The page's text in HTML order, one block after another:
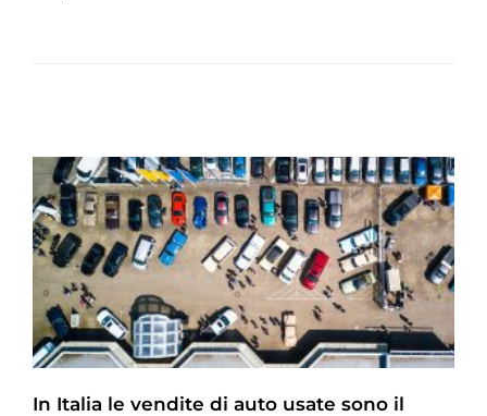
In Italia le vendite di auto usate sono il